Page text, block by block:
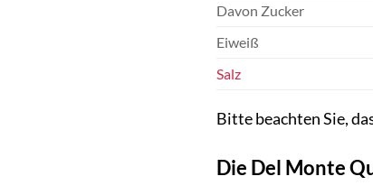
Davon Zucker
Eiweiß
Salz
Bitte beachten Sie,
Die Del Monte